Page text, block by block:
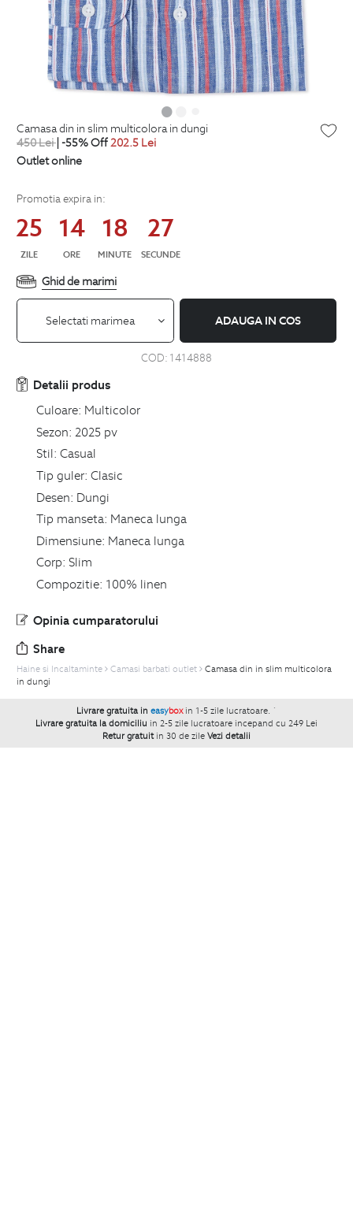
camasa din in slim multicolora in dungi
450Lei| -55% Off202.5 Lei
Outlet online
Promotia expira in:
25
ZILE
14
ORE
18
MINUTE
26
SECUNDE
Ghid de marimi
Selectati marimea ADAUGA IN COS
COD: 1414888
Detalii produs
Culoare: Multicolor
Sezon: 2025 pv
Stil: Casual
Tip guler: Clasic
Desen: Dungi
Tip manseta: Maneca lunga
Dimensiune: Maneca lunga
Corp: Slim
Compozitie: 100% linen
Opinia cumparatorului
Share
Haine si Incaltaminte Camasi barbati outlet
Camasa din in slim multicolora
in dungi
Livrare gratuita in easybox in 1-5 zile lucratoare. `
Livrare gratuita la domiciliu in 2-5 zile lucratoare incepand cu 249 Lei
Retur gratuit in 30 de zile Vezi detalii